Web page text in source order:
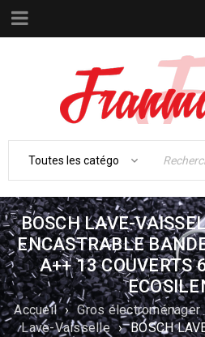
BOSCH LAVE-
ENCASTRABLE
A++ 13 COUVERTS
Accueil › Gros électroménager
Lave-Vaisselle › BOSCH